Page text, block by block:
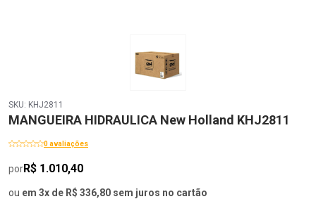
SKU: KHJ2811
MANGUEIRA HIDRAULICA New Holland KHJ2811
0 avaliações
porR$ 1.010,40
ou em 3x de R$ 336,80 sem juros no cartão